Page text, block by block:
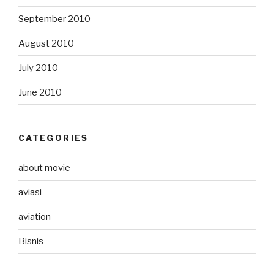
September 2010
August 2010
July 2010
June 2010
CATEGORIES
about movie
aviasi
aviation
Bisnis